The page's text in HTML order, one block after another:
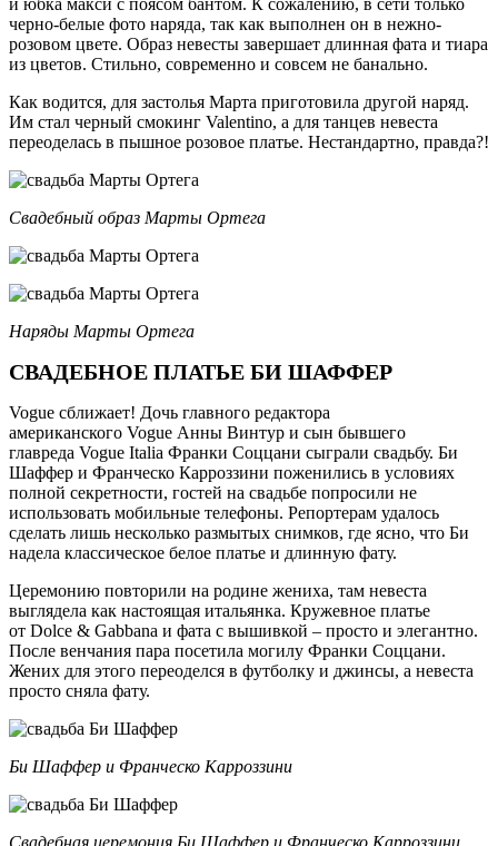
и юбка макси с поясом бантом. К сожалению, в сети только
черно-белые фото наряда, так как выполнен он в нежно-
розовом цвете. Образ невесты завершает длинная фата и тиара
из цветов. Стильно, современно и совсем не банально.
Как водится, для застолья Марта приготовила другой наряд.
Им стал черный смокинг Valentino, а для танцев невеста
переоделась в пышное розовое платье. Нестандартно, правда?!
Свадебный образ Марты Ортега
Наряды Марты Ортега
СВАДЕБНОЕ ПЛАТЬЕ БИ ШАФФЕР
Vogue сближает! Дочь главного редактора
американского Vogue Анны Винтур и сын бывшего
главреда Vogue Italia Франки Соццани сыграли свадьбу. Би
Шаффер и Франческо Карроззини поженились в условиях
полной секретности, гостей на свадьбе попросили не
использовать мобильные телефоны. Репортерам удалось
сделать лишь несколько размытых снимков, где ясно, что Би
надела классическое белое платье и длинную фату.
Церемонию повторили на родине жениха, там невеста
выглядела как настоящая итальянка. Кружевное платье
от Dolce & Gabbana и фата с вышивкой – просто и элегантно.
После венчания пара посетила могилу Франки Соццани.
Жених для этого переоделся в футболку и джинсы, а невеста
просто сняла фату.
Би Шаффер и Франческо Карроззини